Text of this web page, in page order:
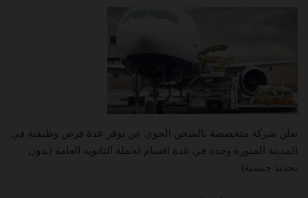
تعلن شركة متخصصة بالشحن الجوي عن توفر عدة فرص وظيفية في
المدينة المنورة وجدة في عدة اقسام لحملة الثانوية العامة (بدون
تحديد جنسية) :